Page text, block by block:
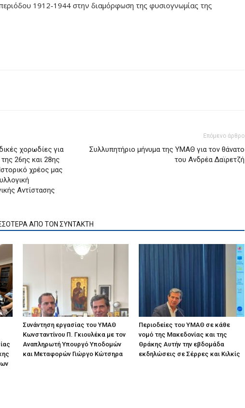
1912-1944 στην διαμόρφωση της φυσιογνωμίας της
χορωδίες για
26ης και 28ης
χρέος μας
Αντίστασης
Επόμενο άρθρο
Συλλυπητήριο μήνυμα της ΥΜΑΘ για τον θάνατο
του Ανδρέα Δαϊρετζή
ΑΠΟ ΤΟΝ ΣΥΝΤΑΚΤΗ
Συνάντηση εργασίας του ΥΜΑΘ
Κωνσταντίνου Π. Γκιουλέκα με τον
Αναπληρωτή Υπουργό Υποδομών
και Μεταφορών Γιώργο Κώτσηρα
Περιοδείες του ΥΜΑΘ σε κάθε
νομό της Μακεδονίας και της
Θράκης Αυτήν την εβδομάδα
εκδηλώσεις σε Σέρρες και Κιλκίς